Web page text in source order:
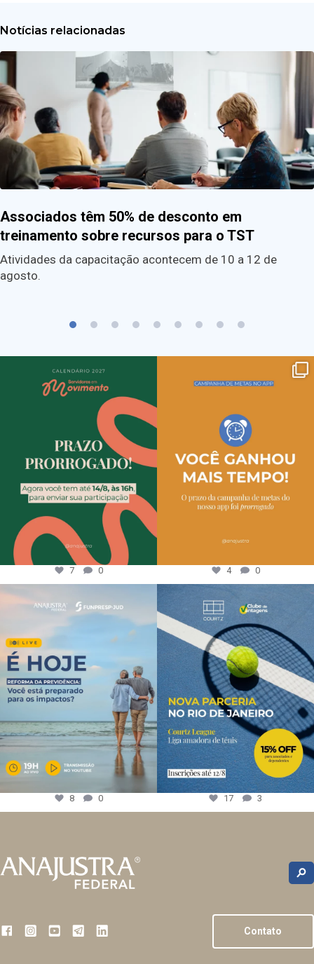
Notícias relacionadas
Associados têm 50% de desconto em
treinamento sobre recursos para o TST
Atividades da capacitação acontecem de 10 a 12 de
agosto.
7 0 4 0
8 0 17 3
Contato